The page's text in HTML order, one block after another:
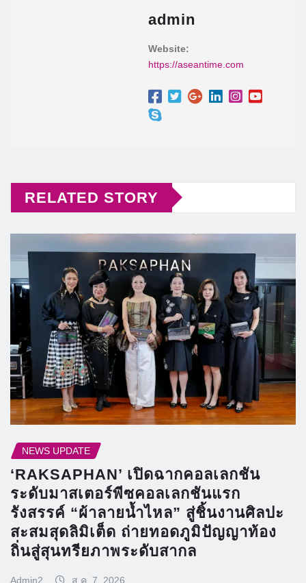
admin
Website:
https://aseantime.com
RELATED STORY
NEWS UPDATE
‘RAKSAPHAN’ เปิดฉากคอลเลกชัน
ระดับมาสเตอร์พีซคอลเลกชันแรก
รังสรรค์ “ผ้าลายน้ำไหล” สู่ชิ้นงานศิลปะ
สะสมสุดลิมิเต็ด ถ่ายทอดภูมิปัญญาท้อง
ถิ่นสู่สุนทรียภาพระดับสากล
Admin2 ส.ค. 7, 2026